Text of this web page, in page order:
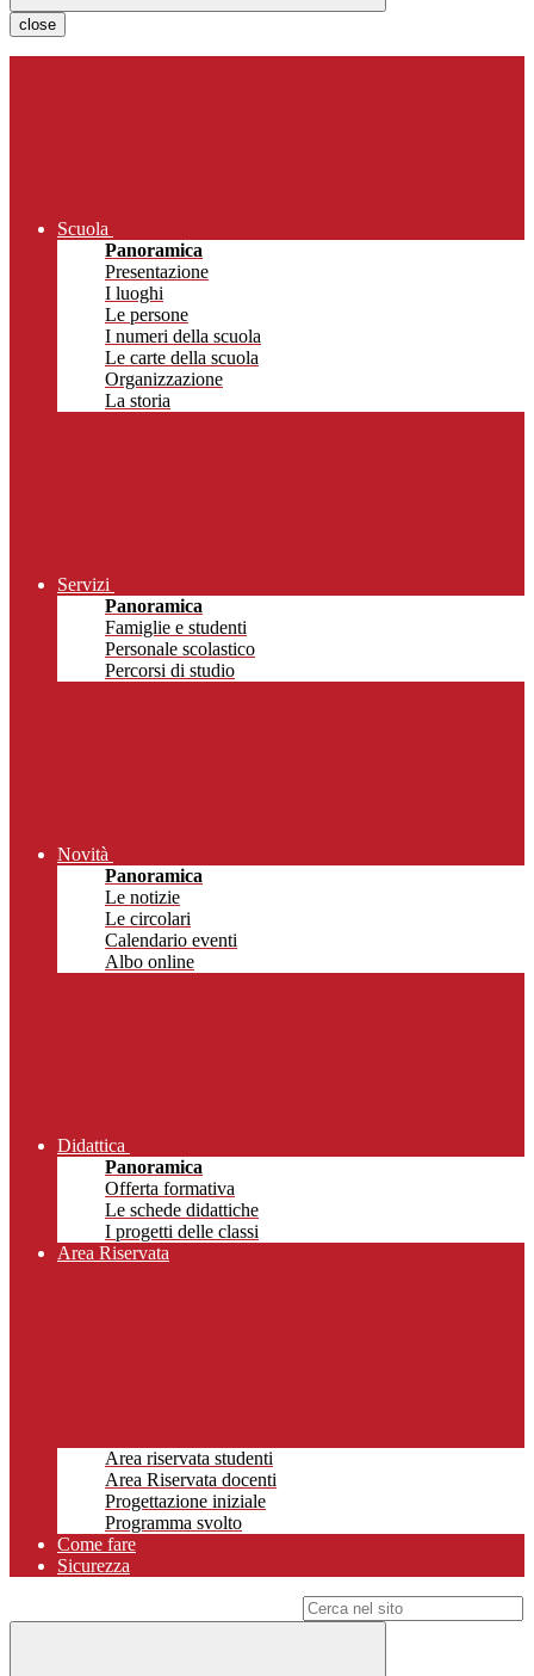
close
Scuola
Panoramica
Presentazione
I luoghi
Le persone
I numeri della scuola
Le carte della scuola
Organizzazione
La storia
Servizi
Panoramica
Famiglie e studenti
Personale scolastico
Percorsi di studio
Novità
Panoramica
Le notizie
Le circolari
Calendario eventi
Albo online
Didattica
Panoramica
Offerta formativa
Le schede didattiche
I progetti delle classi
Area Riservata
Area riservata studenti
Area Riservata docenti
Progettazione iniziale
Programma svolto
Come fare
Sicurezza